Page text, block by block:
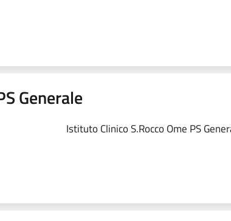
Generale
Istituto Clinico S.Rocco Ome PS